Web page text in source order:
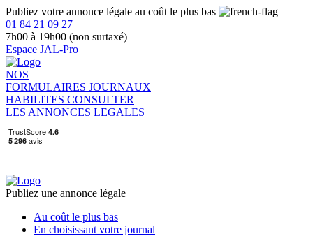
Publiez votre annonce légale au coût le plus bas
01 84 21 09 27
7h00 à 19h00 (non surtaxé)
Espace JAL-Pro
NOS
FORMULAIRES JOURNAUX
HABILITES CONSULTER
LES ANNONCES LEGALES
Publiez une annonce légale
Au coût le plus bas
En choisissant votre journal